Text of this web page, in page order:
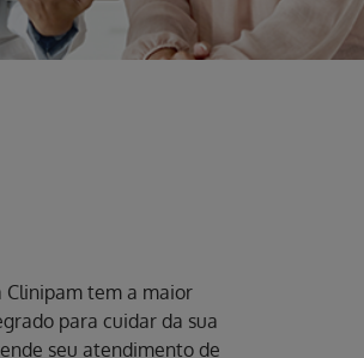
Clinipam tem a maior
para cuidar da sua
seu atendimento de